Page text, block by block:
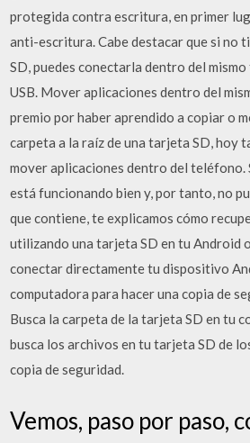
protegida contra escritura, en primer
anti-escritura. Cabe destacar que si no
SD, puedes conectarla dentro del
USB. Mover aplicaciones dentro del
premio por haber aprendido a copiar o
carpeta a la raíz de una tarjeta SD, hoy
mover aplicaciones dentro del teléfono.
está funcionando bien y, por tanto, no
que contiene, te explicamos cómo
utilizando una tarjeta SD en tu Android
conectar directamente tu dispositivo
computadora para hacer una copia de
Busca la carpeta de la tarjeta SD en tu
busca los archivos en tu tarjeta SD de
copia de seguridad.
Vemos, paso por paso,